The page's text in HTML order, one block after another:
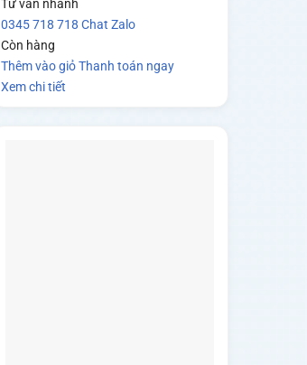
Tư vấn nhanh
0345 718 718 Chat Zalo
Còn hàng
Thêm vào giỏThanh toán ngay
Xem chi tiết